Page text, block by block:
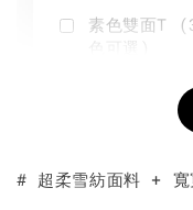
素色雙面T
# 超柔雪紡面料 + 寬